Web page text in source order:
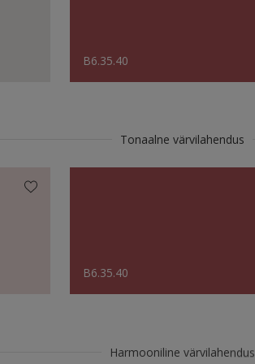
B6.35.40
Tonaalne värvilahendus
B6.35.40
Harmooniline värvilahendus